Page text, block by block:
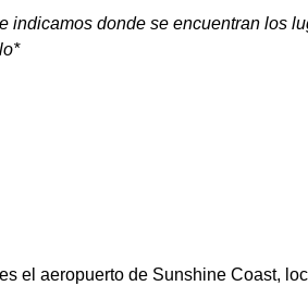
indicamos donde se encuentran los
el aeropuerto de Sunshine Coast,